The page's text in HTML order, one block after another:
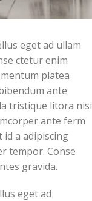
eget ad ullam
ctetur enim
platea
ante
tristique litora nisi
ante ferm
a adipiscing
tempor. Conse
gravida.
eget ad